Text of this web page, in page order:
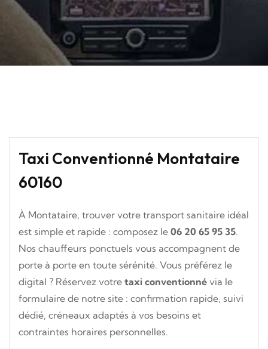
Taxi Conventionné Montataire
60160
À Montataire, trouver votre transport sanitaire idéal
est simple et rapide : composez le 06 20 65 95 35.
Nos chauffeurs ponctuels vous accompagnent de
porte à porte en toute sérénité. Vous préférez le
digital ? Réservez votre taxi conventionné via le
formulaire de notre site : confirmation rapide, suivi
dédié, créneaux adaptés à vos besoins et
contraintes horaires personnelles.